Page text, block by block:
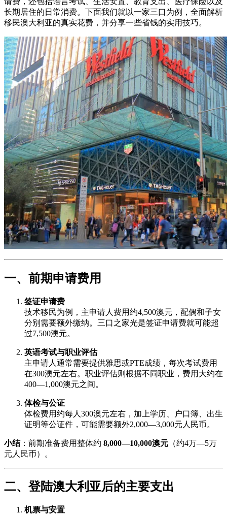
长期居住的日常消费。下面我们就以一家三口为例，全面解析
移民澳大利亚的真实花费，并分享一些省钱的实用技巧。
一、前期申请费用
签证申请费
技术移民为例，主申请人费用约4,500澳元，配偶和子女
分别需要额外缴纳。三口之家光是签证申请费就可能超
过7,500澳元。
英语考试与职业评估
主申请人通常需要提供雅思或PTE成绩，每次考试费用
在300澳元左右。职业评估则根据不同职业，费用大约在
400—1,000澳元之间。
体检与公证
体检费用约每人300澳元左右，加上学历、户口簿、出生
证明等公证件，可能需要额外2,000—3,000元人民币。
小结：前期准备费用整体约 8,000—10,000澳元 （约4万—5万
元人民币）。
二、登陆澳大利亚后的主要支出
机票与安置